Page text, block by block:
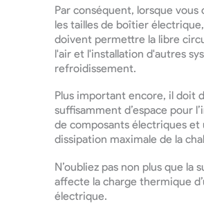
Par conséquent, lorsque vous
les tailles de boîtier
doivent permettre la libre
l'air et l'installation d'autres
refroidissement.
Plus important encore, il doit
suffisamment d’espace pour
de composants électriques et
dissipation maximale de la
N’oubliez pas non plus que la
affecte la charge thermique
électrique.